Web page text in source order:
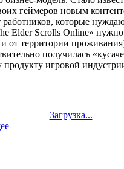
геймеров новым
которые
Elder Scrolls Online»
от территории
получилась
игровой
Загрузка...